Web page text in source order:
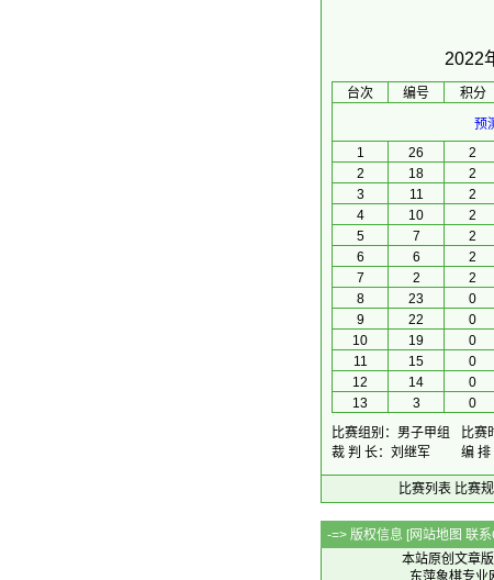
2022
台次 编号 积分
预
1
26 2
2
18 2
3
11 2
4
10 2
5
7 2
6
6 2
7
2 2
8
23 0
9
22 0
10
19 0
11
15 0
12
14 0
13
3 0
比赛组别：男子甲组
比赛
裁 判 长：刘继军
编 排
比赛列表 比赛
-=> 版权信息 [网站地图 联
本站原创文章
东萍象棋专